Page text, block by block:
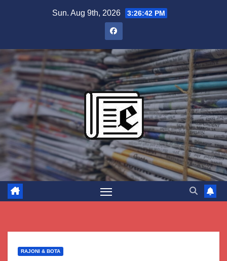
Sun. Aug 9th, 2026 3:26:43 PM
RAJONI & BOTA